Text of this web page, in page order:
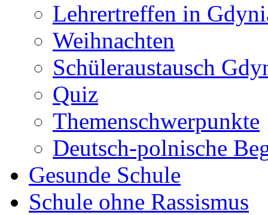
Lehrertreffen in
Weihnachten
Schüleraustausch
Quiz
Themenschwerpunkte
Deutsch-polnische
Gesunde Schule
Schule ohne Rassismus